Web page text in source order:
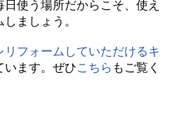
使う場所だからこそ、使え
ましょう。
リフォームしていただけるキ
います。ぜひこちら もご覧く